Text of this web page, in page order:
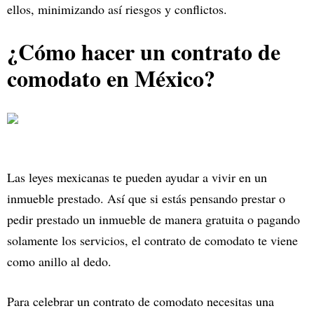
ellos, minimizando así riesgos y conflictos.
¿Cómo hacer un contrato de
comodato en México?
Las leyes mexicanas te pueden ayudar a vivir en un
inmueble prestado. Así que si estás pensando prestar o
pedir prestado un inmueble de manera gratuita o pagando
solamente los servicios, el contrato de comodato te viene
como anillo al dedo.
Para celebrar un contrato de comodato necesitas una